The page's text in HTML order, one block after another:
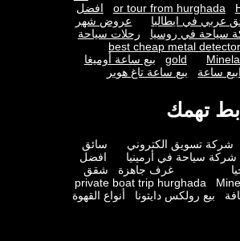
or tour from
افضل
في ايطاليا
عروض شهر
في روسيا
رحلات سياحة
best cheap metal
gold
بيع ساعة أوميغا
بيع ساعة تاغ هوير
تهمك
تسويق الكتروني
سائق
في أرمينيا
افضل
غرف جاهزة
شقق
private boat trip hurghada
بيع رولكس دايتونا أنواع القهوة